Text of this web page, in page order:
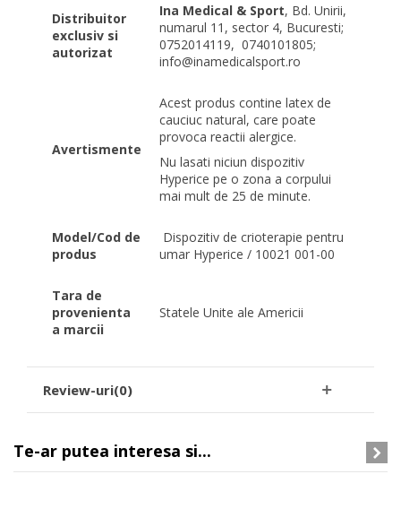
Distribuitor
exclusiv si
autorizat
Ina Medical & Sport, Bd. Unirii,
numarul 11, sector 4, Bucuresti;
0752014119, 0740101805;
info@inamedicalsport.ro
Avertismente
Acest produs contine latex de
cauciuc natural, care poate
provoca reactii alergice.
Nu lasati niciun dispozitiv
Hyperice pe o zona a corpului
mai mult de 25 de minute.
Model/Cod de
produs
Dispozitiv de crioterapie pentru
umar Hyperice / 10021 001-00
Tara de
provenienta
a marcii
Statele Unite ale Americii
Review-uri(0)
Te-ar putea interesa si...